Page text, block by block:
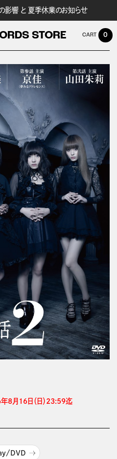
影響 と 夏季休業のお知らせ
STORE 0
8月16日（日）23:59迄
DVD